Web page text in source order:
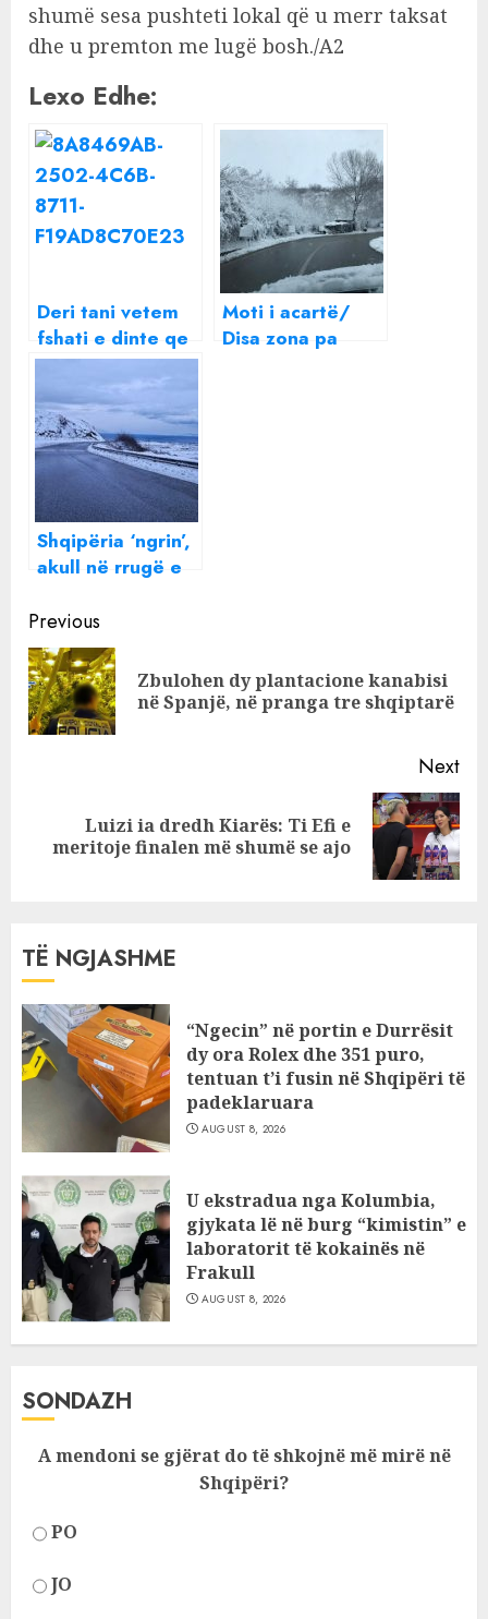
shumë sesa pushteti lokal që u merr taksat
dhe u premton me lugë bosh./A2
Lexo Edhe:
Deri tani vetem
fshati e dinte qe
Arturi e ka nenen
kurve, tani e di
gjithe Shqiperia:
Bravo zonja Eni!
Moti i acartë/
Disa zona pa
Shqipëria ‘ngrin’,
akull në rrugë e
pa energji
elektrike
Continue
Reading
Previous
Zbulohen dy plantacione kanabisi
në Spanjë, në pranga tre shqiptarë
Next
post:
Luizi ia dredh Kiarës: Ti Efi e
meritoje finalen më shumë se ajo
TË NGJASHME
“Ngecin” në portin e Durrësit
dy ora Rolex dhe 351 puro,
tentuan t’i fusin në Shqipëri të
padeklaruara
AUGUST 8, 2026
U ekstradua nga Kolumbia,
gjykata lë në burg “kimistin” e
laboratorit të kokainës në
Frakull
AUGUST 8, 2026
SONDAZH
A mendoni se gjërat do të shkojnë më mirë në
Shqipëri?
PO
JO